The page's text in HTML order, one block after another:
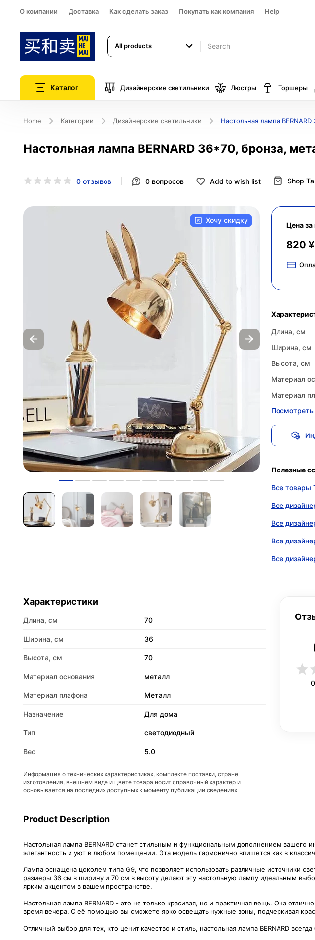
О компании Доставка Как сделать заказ Покупать как компания Help
All products
Каталог Дизайнерские светильники Люстры Торшеры
Home Категории Дизайнерские светильники Настольная лампа
Настольная лампа BERNARD 36*70, бронза,
0 отзывов 0 вопросов Add to wish list Shop
Хочу скидку
Цена за
820 ¥
Длина, см
Ширина, см
Высота, см
Материал
Материал
Посмотреть
Полезные
Все товары
Все
Все
Все
Все
Характеристики
Длина, см 70
Ширина, см 36
Высота, см 70
Материал основания металл
Материал плафона Металл
Назначение Для дома
Тип светодиодный
Вес 5.0
Информация о технических характеристиках, комплекте поставки, стране
изготовления, внешнем виде и цвете товара носит справочный характер и
основывается на последних доступных к моменту публикации сведениях
Product Description
Настольная лампа BERNARD станет стильным и функциональным дополнением вашего
элегантность и уют в любом помещении. Эта модель гармонично впишется как в
Лампа оснащена цоколем типа G9, что позволяет использовать различные источники
размеры 36 см в ширину и 70 см в высоту делают эту настольную лампу идеальным
ярким акцентом в вашем пространстве.
Настольная лампа BERNARD - это не только красивая, но и практичная вещь. Она
время вечера. С её помощью вы сможете ярко освещать нужные зоны, подчеркивая
Отличный выбор для тех, кто ценит качество и стиль, настольная лампа BERNARD